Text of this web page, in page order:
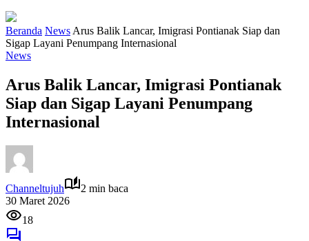
Beranda News Arus Balik Lancar, Imigrasi Pontianak Siap dan
Sigap Layani Penumpang Internasional
News
Arus Balik Lancar, Imigrasi Pontianak
Siap dan Sigap Layani Penumpang
Internasional
Channeltujuh
2 min baca
30 Maret 2026
18